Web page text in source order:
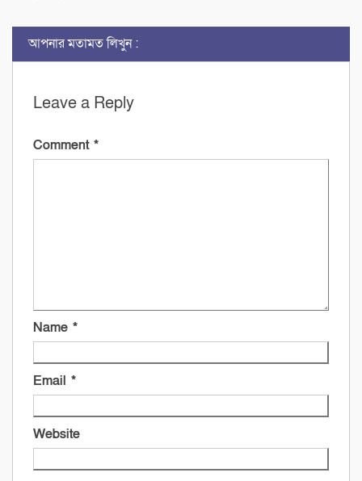
আপনার মতামত লিখুন :
Leave a Reply
Comment *
Name *
Email *
Website